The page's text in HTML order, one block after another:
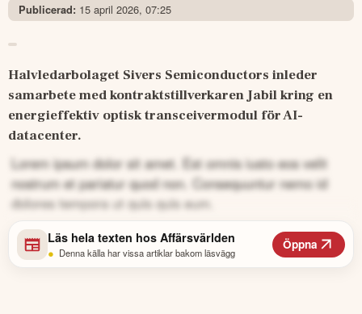
Publicerad: 15 april 2026, 07:25
Halvledarbolaget Sivers Semiconductors inleder
samarbete med kontraktstillverkaren Jabil kring en
energieffektiv optisk transceivermodul för AI-
datacenter.
Lorem ipsum dolor sit amet. Est omnis iusto eos velit
nostrum et pariatur quod non. Consequuntur nemo id
dolores tempora ut quis quis eum.
Läs hela texten hos Affärsvärlden
• Denna källa har vissa artiklar bakom läsvägg
Öppna